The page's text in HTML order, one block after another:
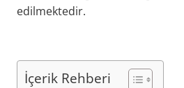
edilmektedir.
İçerik Rehberi